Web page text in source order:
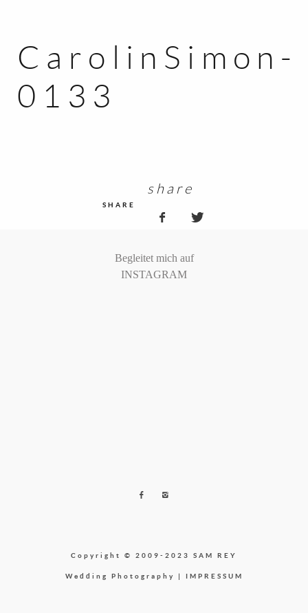
SAM
KONTAKT
KUNDEN ZUGANG
CarolinSimon-
0133
SHARE
share
Begleitet mich auf
INSTAGRAM
Copyright © 2009-2023 SAM REY
Wedding Photography | IMPRESSUM